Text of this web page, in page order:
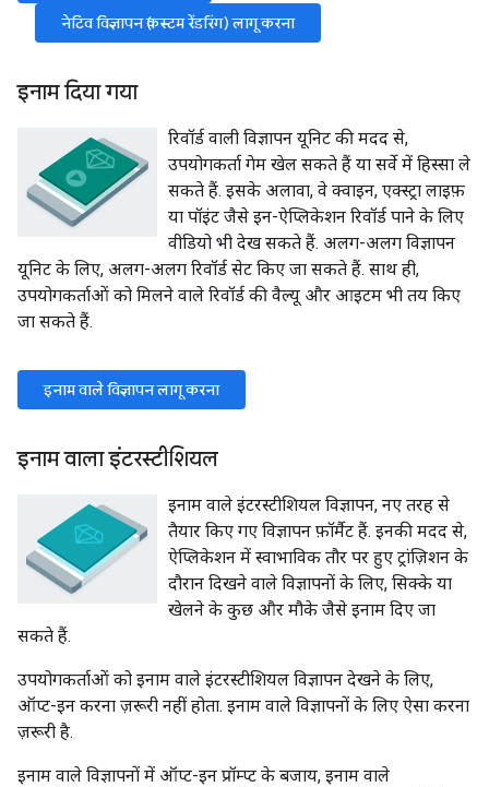
नेटिव विज्ञापन (कस्टम रेंडरिंग) लागू करना
इनाम दिया गया
रिवॉर्ड वाली विज्ञापन यूनिट की मदद से,
उपयोगकर्ता गेम खेल सकते हैं या सर्वे में हिस्सा ले
सकते हैं. इसके अलावा, वे क्वाइन, एक्स्ट्रा लाइफ़
या पॉइंट जैसे इन-ऐप्लिकेशन रिवॉर्ड पाने के लिए
वीडियो भी देख सकते हैं. अलग-अलग विज्ञापन
यूनिट के लिए, अलग-अलग रिवॉर्ड सेट किए जा सकते हैं. साथ ही,
उपयोगकर्ताओं को मिलने वाले रिवॉर्ड की वैल्यू और आइटम भी तय किए
जा सकते हैं.
इनाम वाले विज्ञापन लागू करना
इनाम वाला इंटरस्टीशियल
इनाम वाले इंटरस्टीशियल विज्ञापन, नए तरह से
तैयार किए गए विज्ञापन फ़ॉर्मैट हैं. इनकी मदद से,
ऐप्लिकेशन में स्वाभाविक तौर पर हुए ट्रांज़िशन के
दौरान दिखने वाले विज्ञापनों के लिए, सिक्के या
खेलने के कुछ और मौके जैसे इनाम दिए जा
सकते हैं.
उपयोगकर्ताओं को इनाम वाले इंटरस्टीशियल विज्ञापन देखने के लिए,
ऑप्ट-इन करना ज़रूरी नहीं होता. इनाम वाले विज्ञापनों के लिए ऐसा करना
ज़रूरी है.
इनाम वाले विज्ञापनों में ऑप्ट-इन प्रॉम्प्ट के बजाय, इनाम वाले